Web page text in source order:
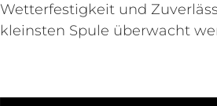
Wetterfestigkeit und
kleinsten Spule überwacht